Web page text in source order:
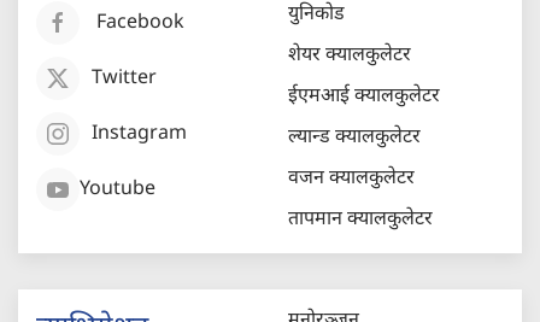
Facebook
Twitter
Instagram
Youtube
युनिकोड
शेयर क्यालकुलेटर
ईएमआई क्यालकुलेटर
ल्यान्ड क्यालकुलेटर
वजन क्यालकुलेटर
तापमान क्यालकुलेटर